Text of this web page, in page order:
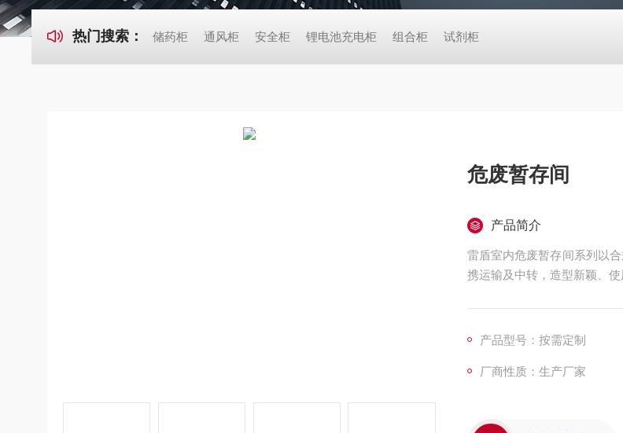
热门搜索： 储药柜 通风柜 安全柜 锂电池充电柜 组合柜 试剂柜
危废暂存间
产品简介
雷盾室内危废暂存间系列以
携运输及中转，造型新颖、使
产品型号：按需定制
厂商性质：生产厂家